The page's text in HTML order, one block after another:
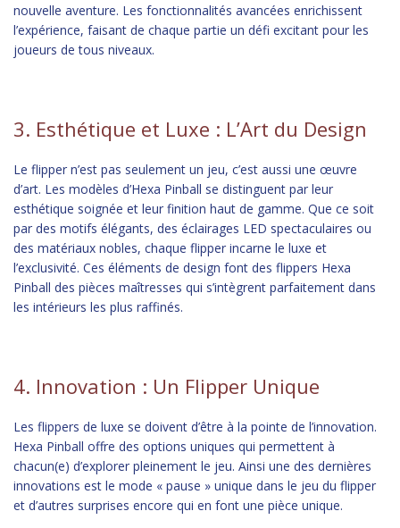
nouvelle aventure. Les fonctionnalités avancées enrichissent
l’expérience, faisant de chaque partie un défi excitant pour les
joueurs de tous niveaux.
3. Esthétique et Luxe : L’Art du Design
Le flipper n’est pas seulement un jeu, c’est aussi une œuvre
d’art. Les modèles d’Hexa Pinball se distinguent par leur
esthétique soignée et leur finition haut de gamme. Que ce soit
par des motifs élégants, des éclairages LED spectaculaires ou
des matériaux nobles, chaque flipper incarne le luxe et
l’exclusivité. Ces éléments de design font des flippers Hexa
Pinball des pièces maîtresses qui s’intègrent parfaitement dans
les intérieurs les plus raffinés.
4. Innovation : Un Flipper Unique
Les flippers de luxe se doivent d’être à la pointe de l’innovation.
Hexa Pinball offre des options uniques qui permettent à
chacun(e) d’explorer pleinement le jeu. Ainsi une des dernières
innovations est le mode « pause » unique dans le jeu du flipper
et d’autres surprises encore qui en font une pièce unique.